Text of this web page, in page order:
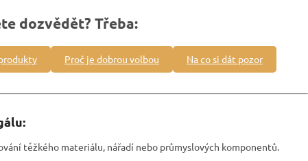
dozvědět? Třeba:
Proč je dobrou volbou Na co si dát pozor
těžkého materiálu, nářadí nebo průmyslových komponentů.